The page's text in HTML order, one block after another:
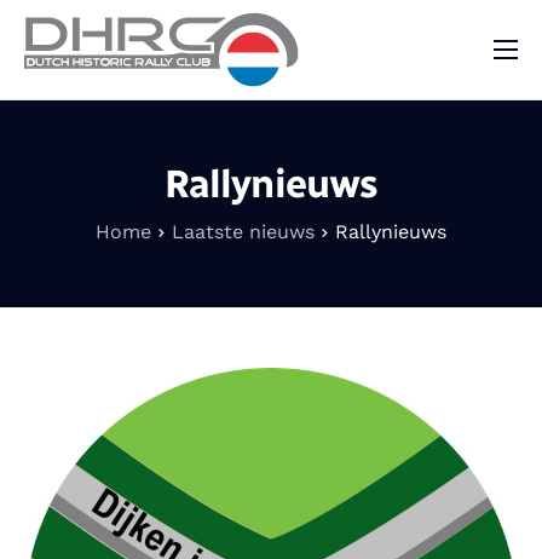
Vraag & Aanbod
Nieuws
Rallynieuws
Home Laatste nieuws Rallynieuws